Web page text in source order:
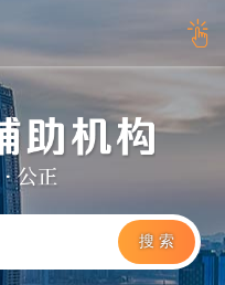
搜 索